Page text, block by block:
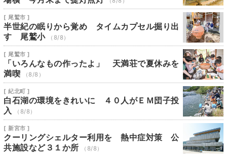
[ 尾鷲市 ]
半世紀の眠りから覚め タイムカプセル掘り出
す 尾鷲小
（8/8）
[ 尾鷲市 ]
「いろんなもの作ったよ」 天満荘で夏休みを
満喫
（8/8）
[ 紀北町 ]
白石湖の環境をきれいに ４０人がＥＭ団子投
入
（8/8）
[ 新宮市 ]
クーリングシェルター利用を 熱中症対策 公
共施設など３１か所
（8/8）